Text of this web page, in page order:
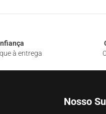
à entrega
Nosso